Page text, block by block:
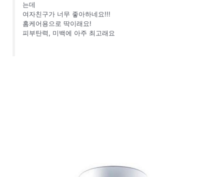
는데
여자친구가 너무 좋아하네요!!!
홈케어용으로 딱이래요!
피부탄력, 미백에 아주 최고래요